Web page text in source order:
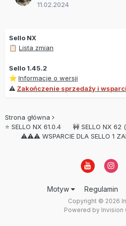
11.02.2024
Sello NX
📋 Lista zmian
Sello 1.45.2
⭐ Informacje o wersji
⚠ Zakończenie sprzedaży i
Strona główna
⭐ SELLO NX 61.0.4 🚧 SELLO NX 62
⚠⚠⚠ WSPARCIE DLA SELLO 1
Motyw Regulamin
Copyright © 2026
Powered by Invision